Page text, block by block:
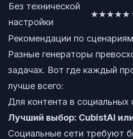
Без технической
настройки
★★★★★
Рекомендации по
Разные генераторы
задачах. Вот где каждый
лучше всего:
Для контента в социальных
Лучший выбор: CubistAI
Социальные сети требуют